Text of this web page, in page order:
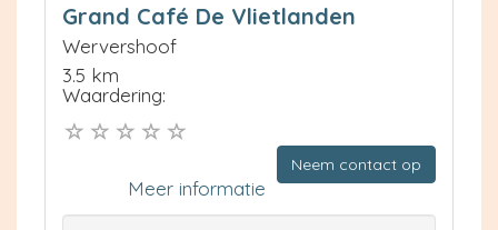
Grand Café De Vlietlanden
Wervershoof
3.5 km
Waardering:
Neem contact op
Meer informatie